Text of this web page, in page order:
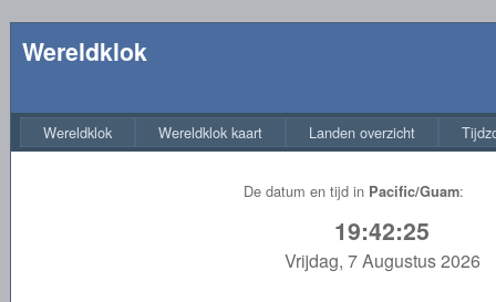
Wereldklok
Wereldklok Wereldklok kaart Landen overzicht
De datum en tijd in Pacific/Guam:
19:42:26
Vrijdag, 7 Augustus 2026